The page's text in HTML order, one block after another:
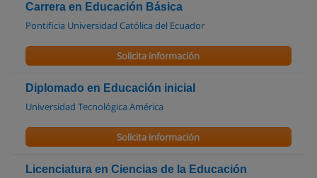
Carrera en Educación Básica
Pontificia Universidad Católica del Ecuador
Solicita información
Diplomado en Educación inicial
Universidad Tecnológica América
Solicita información
Licenciatura en Ciencias de la Educación